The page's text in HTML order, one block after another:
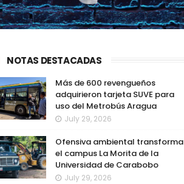
NOTAS DESTACADAS
Más de 600 revengueños
adquirieron tarjeta SUVE para
uso del Metrobús Aragua
July 29, 2026
Ofensiva ambiental transforma
el campus La Morita de la
Universidad de Carabobo
July 29, 2026